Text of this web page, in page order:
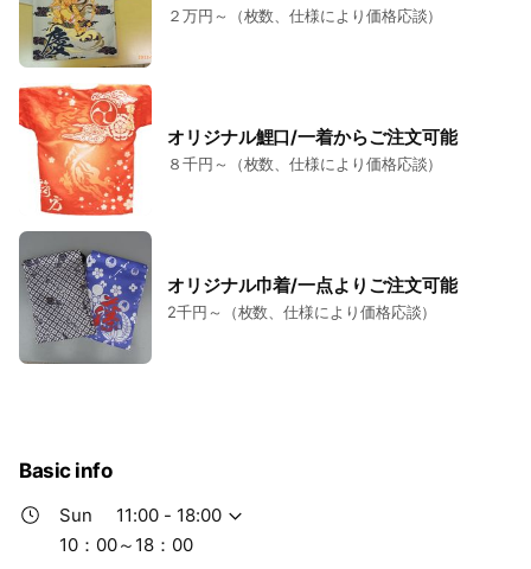
しています。
祭りイベントの事なら当店にお任せください！
お気軽にご相談ください。
＜営業日＞
※４月１日～８月中旬まで（お盆まで）
毎週、金曜、土曜、日曜日の11時～18時
※８月中旬（お盆明け）～10月中旬（10月祭礼）まで
毎週、土曜、日曜の11時～18時
※10月中旬（10月祭礼）～翌年3月末までは、完全休業
予約者のみの受付となります。
２万円～（枚数、仕様により価格応談）
オリジナル鯉口/一着からご注文可能
８千円～（枚数、仕様により価格応談）
オリジナル巾着/一点よりご注文可能
2千円～（枚数、仕様により価格応談）
Basic info
Sun
11:00 - 18:00
10：00～18：00